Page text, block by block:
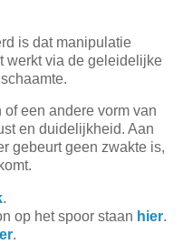
is dat manipulatie
werkt via de geleidelijke
een andere vorm van
en duidelijkheid. Aan
gebeurt geen zwakte is,
.
op het spoor staan hier.
.